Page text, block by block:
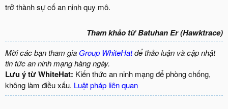
trở thành sự cố an ninh quy mô.
Tham khảo từ Batuhan Er (Hawktrace)
Mời các bạn tham gia Group WhiteHatđể thảo luận và cập nhật
tin tức an ninh mạng hàng ngày.
Lưu ý từ WhiteHat: Kiến thức an ninh mạng để phòng chống,
không làm điều xấu. Luật pháp liên quan